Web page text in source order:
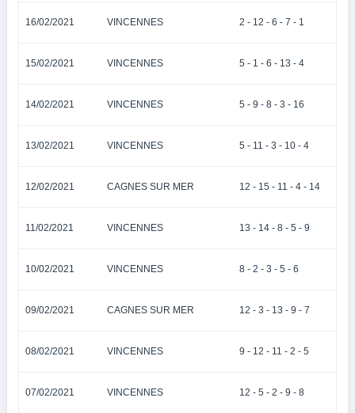
16/02/2021 VINCENNES 2 - 12 - 6 - 7 - 1
15/02/2021 VINCENNES 5 - 1 - 6 - 13 - 4
14/02/2021 VINCENNES 5 - 9 - 8 - 3 - 16
13/02/2021 VINCENNES 5 - 11 - 3 - 10 - 4
12/02/2021 CAGNES SUR MER 12 - 15 - 11 - 4 - 14
11/02/2021 VINCENNES 13 - 14 - 8 - 5 - 9
10/02/2021 VINCENNES 8 - 2 - 3 - 5 - 6
09/02/2021 CAGNES SUR MER 12 - 3 - 13 - 9 - 7
08/02/2021 VINCENNES 9 - 12 - 11 - 2 - 5
07/02/2021 VINCENNES 12 - 5 - 2 - 9 - 8